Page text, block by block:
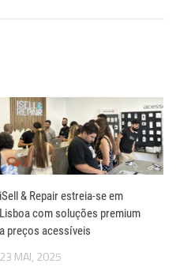
0
iSell & Repair estreia-se em
Lisboa com soluções premium
a preços acessíveis
23 MAI, 2025